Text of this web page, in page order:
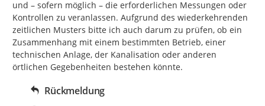
und – sofern möglich – die erforderlichen Messungen oder
Kontrollen zu veranlassen. Aufgrund des wiederkehrenden
zeitlichen Musters bitte ich auch darum zu prüfen, ob ein
Zusammenhang mit einem bestimmten Betrieb, einer
technischen Anlage, der Kanalisation oder anderen
örtlichen Gegebenheiten bestehen könnte.
Rückmeldung